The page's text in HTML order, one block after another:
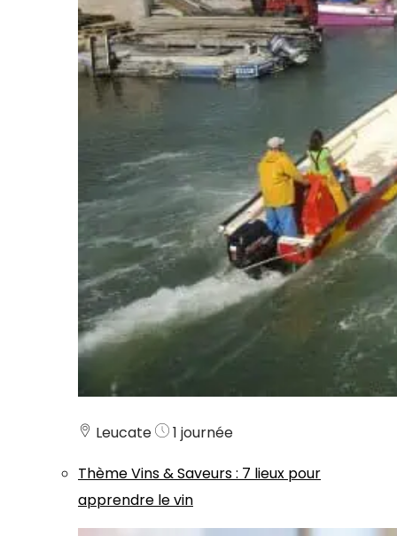
Leucate
1 journée
ThèmeVins & Saveurs: 7 lieux pour
apprendre le vin